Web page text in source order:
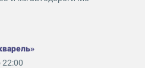
22:00